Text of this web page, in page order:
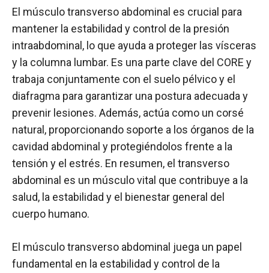
El músculo transverso abdominal es crucial para
mantener la estabilidad y control de la presión
intraabdominal, lo que ayuda a proteger las vísceras
y la columna lumbar. Es una parte clave del CORE y
trabaja conjuntamente con el suelo pélvico y el
diafragma para garantizar una postura adecuada y
prevenir lesiones. Además, actúa como un corsé
natural, proporcionando soporte a los órganos de la
cavidad abdominal y protegiéndolos frente a la
tensión y el estrés. En resumen, el transverso
abdominal es un músculo vital que contribuye a la
salud, la estabilidad y el bienestar general del
cuerpo humano.
El músculo transverso abdominal juega un papel
fundamental en la estabilidad y control de la